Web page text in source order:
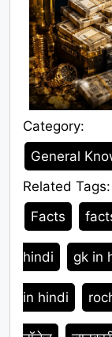
Category:
Category
General
Related Tags:
Tags
Facts
hindi gk in
in hindi